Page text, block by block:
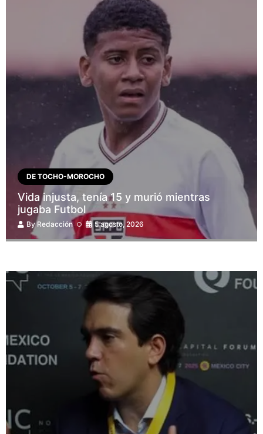
DE TOCHO-MOROCHO
Vida injusta, tenía 15 y murió mientras
jugaba Futbol
ByRedacción 5 agosto, 2026